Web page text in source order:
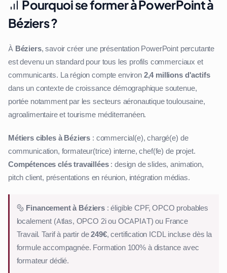
Pourquoi se former à PowerPoint à
Béziers ?
À Béziers, savoir créer une présentation PowerPoint percutante
est devenu un standard pour tous les profils commerciaux et
communicants. La région compte environ 2,4 millions d'actifs
dans un contexte de croissance démographique soutenue,
portée notamment par les secteurs aéronautique toulousaine,
agroalimentaire et tourisme méditerranéen.
Métiers cibles à Béziers : commercial(e), chargé(e) de
communication, formateur(trice) interne, chef(fe) de projet.
Compétences clés travaillées: design de slides, animation,
pitch client, présentations en réunion, intégration médias.
Financement à Béziers: éligible CPF, OPCO probables
localement (Atlas, OPCO 2i ou OCAPIAT) ou France
Travail. Tarif à partir de249€, certification ICDL incluse dès la
formule accompagnée. Formation 100% à distance avec
formateur dédié.